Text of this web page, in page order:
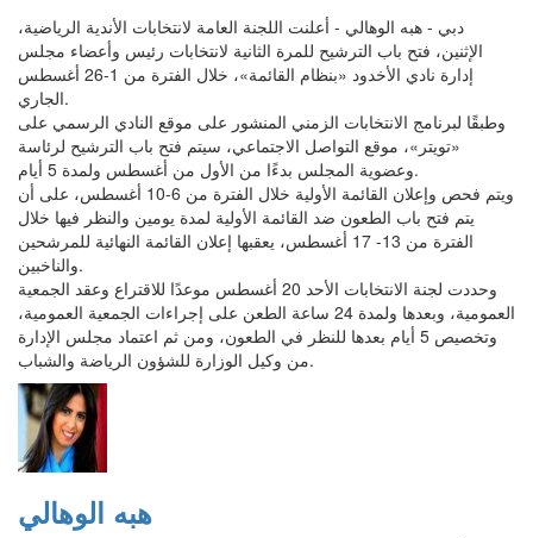
دبي - هبه الوهالي - أعلنت اللجنة العامة لانتخابات الأندية الرياضية،
الإثنين، فتح باب الترشيح للمرة الثانية لانتخابات رئيس وأعضاء مجلس
إدارة نادي الأخدود «بنظام القائمة»، خلال الفترة من 1-26 أغسطس
الجاري.
وطبقًا لبرنامج الانتخابات الزمني المنشور على موقع النادي الرسمي على
«تويتر»، موقع التواصل الاجتماعي، سيتم فتح باب الترشيح لرئاسة
وعضوية المجلس بدءًا من الأول من أغسطس ولمدة 5 أيام.
ويتم فحص وإعلان القائمة الأولية خلال الفترة من 6-10 أغسطس، على أن
يتم فتح باب الطعون ضد القائمة الأولية لمدة يومين والنظر فيها خلال
الفترة من 13- 17 أغسطس، يعقبها إعلان القائمة النهائية للمرشحين
والناخبين.
وحددت لجنة الانتخابات الأحد 20 أغسطس موعدًا للاقتراع وعقد الجمعية
العمومية، وبعدها ولمدة 24 ساعة الطعن على إجراءات الجمعية العمومية،
وتخصيص 5 أيام بعدها للنظر في الطعون، ومن ثم اعتماد مجلس الإدارة
من وكيل الوزارة للشؤون الرياضة والشباب.
هبه الوهالي